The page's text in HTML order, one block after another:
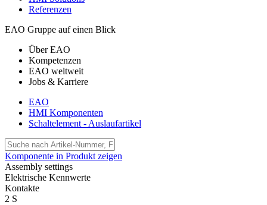
Referenzen
EAO Gruppe auf einen Blick
Über EAO
Kompetenzen
EAO weltweit
Jobs & Karriere
EAO
HMI Komponenten
Schaltelement - Auslaufartikel
Komponente in Produkt zeigen
Assembly settings
Elektrische Kennwerte
Kontakte
2 S